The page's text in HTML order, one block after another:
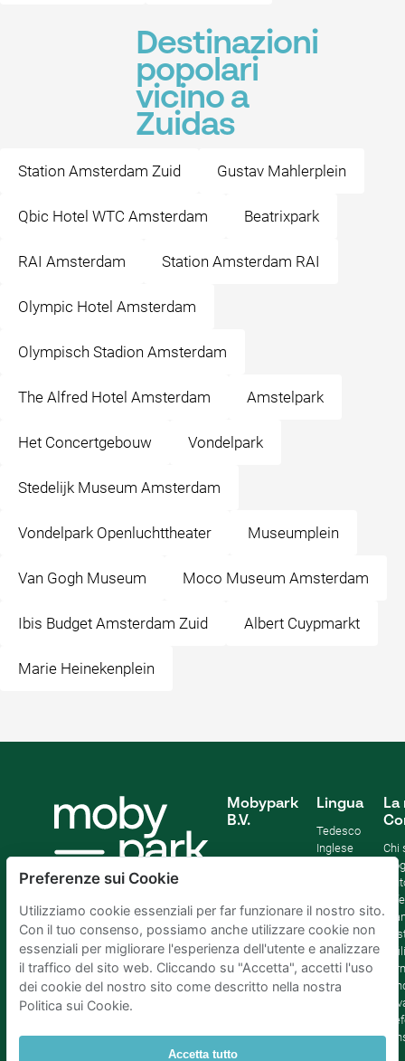
Destinazioni
popolari
vicino a
Zuidas
Station Amsterdam Zuid Gustav Mahlerplein
Qbic Hotel WTC Amsterdam Beatrixpark
RAI Amsterdam Station Amsterdam RAI
Olympic Hotel Amsterdam
Olympisch Stadion Amsterdam
The Alfred Hotel Amsterdam Amstelpark
Het Concertgebouw Vondelpark
Stedelijk Museum Amsterdam
Vondelpark Openluchttheater Museumplein
Van Gogh Museum Moco Museum Amsterdam
Ibis Budget Amsterdam Zuid Albert Cuypmarkt
Marie Heinekenplein
Mobypark
B.V.
Lingua
Tedesco
Inglese
Olandese
La
Chi
Blog
Preferenze sui Cookie
Utilizziamo cookie essenziali per far funzionare il nostro sito.
Con il tuo consenso, possiamo anche utilizzare cookie non
essenziali per migliorare l'esperienza dell'utente e analizzare
il traffico del sito web. Cliccando su "Accetta", accetti l'uso
dei cookie del nostro sito come descritto nella nostra
Politica sui Cookie.
Accetta tutto